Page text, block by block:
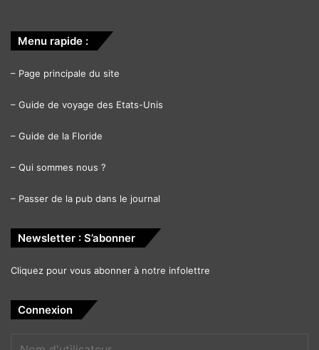
Menu rapide :
– Page principale du site
– Guide de voyage des Etats-Unis
– Guide de la Floride
– Qui sommes nous ?
– Passer de la pub dans le journal
Newsletter : S’abonner
Cliquez pour vous abonner à notre infolettre
Connexion